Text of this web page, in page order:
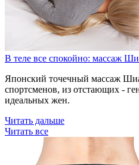
В теле все спокойно: массаж
Японский точечный массаж
спортсменов, из отстающих -
идеальных жен.
Читать дальше
Читать все